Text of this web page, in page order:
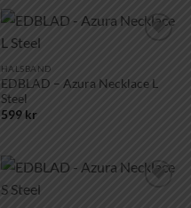
HALSBAND
EDBLAD – Azura Necklace L
Steel
599 kr